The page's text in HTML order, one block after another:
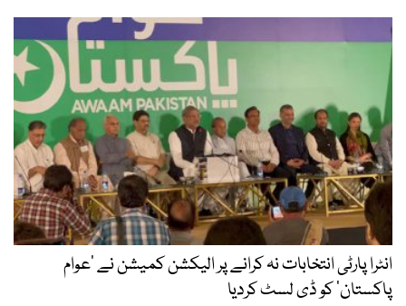
انٹرا پارٹی انتخابات نہ کرانے پر الیکشن کمیشن نے ’عوام
پاکستان‘ کو ڈی لسٹ کردیا